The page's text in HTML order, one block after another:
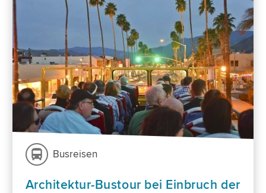
Busreisen
Architektur-Bustour bei Einbruch der